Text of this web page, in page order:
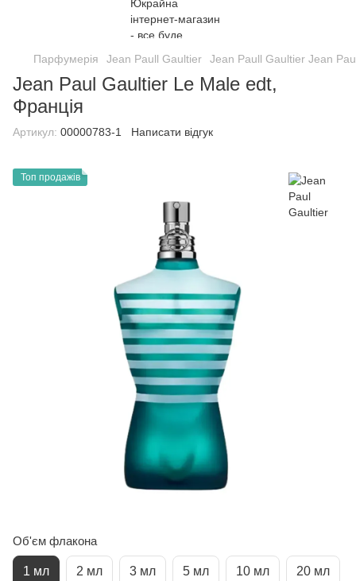
Парфумерія Jean Paull Gaultier Jean Paull Gaultier Jean
Jean Paul Gaultier Le Male edt,
Франція
Артикул: 00000783-1 Написати відгук
Топ продажів
Об'єм флакона
1 мл 2 мл 3 мл 5 мл 10 мл 20 мл